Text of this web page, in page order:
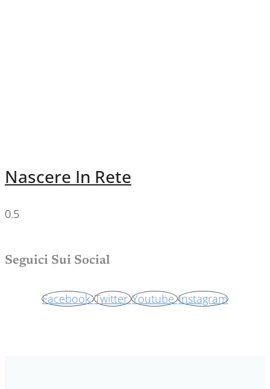
Nascere In Rete
Seguici Sui Social
Facebook Twitter Youtube Instagram